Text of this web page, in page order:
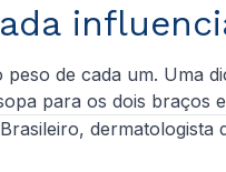
de cada um. Uma
para os dois braços
dermatologista